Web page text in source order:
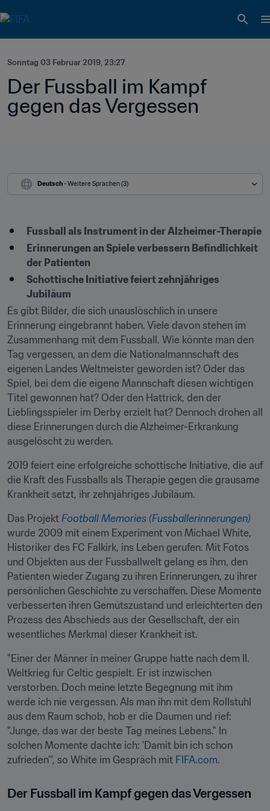
Sonntag 03 Februar 2019, 23:27
Der Fussball im Kampf
gegen das Vergessen
Deutsch - Weitere Sprachen (3)
Fussball als Instrument in der Alzheimer-Therapie
Erinnerungen an Spiele verbessern Befindlichkeit
der Patienten
Schottische Initiative feiert zehnjähriges
Jubiläum
Es gibt Bilder, die sich unauslöschlich in unsere
Erinnerung eingebrannt haben. Viele davon stehen im
Zusammenhang mit dem Fussball. Wie könnte man den
Tag vergessen, an dem die Nationalmannschaft des
eigenen Landes Weltmeister geworden ist? Oder das
Spiel, bei dem die eigene Mannschaft diesen wichtigen
Titel gewonnen hat? Oder den Hattrick, den der
Lieblingsspieler im Derby erzielt hat? Dennoch drohen all
diese Erinnerungen durch die Alzheimer-Erkrankung
ausgelöscht zu werden.
2019 feiert eine erfolgreiche schottische Initiative, die auf
die Kraft des Fussballs als Therapie gegen die grausame
Krankheit setzt, ihr zehnjähriges Jubiläum.
Das Projekt Football Memories (Fussballerinnerungen)
wurde 2009 mit einem Experiment von Michael White,
Historiker des FC Falkirk, ins Leben gerufen. Mit Fotos
und Objekten aus der Fussballwelt gelang es ihm, den
Patienten wieder Zugang zu ihren Erinnerungen, zu ihrer
persönlichen Geschichte zu verschaffen. Diese Momente
verbesserten ihren Gemütszustand und erleichterten den
Prozess des Abschieds aus der Gesellschaft, der ein
wesentliches Merkmal dieser Krankheit ist.
"Einer der Männer in meiner Gruppe hatte nach dem II.
Weltkrieg für Celtic gespielt. Er ist inzwischen
verstorben. Doch meine letzte Begegnung mit ihm
werde ich nie vergessen. Als man ihn mit dem Rollstuhl
aus dem Raum schob, hob er die Daumen und rief:
"Junge, das war der beste Tag meines Lebens." In
solchen Momente dachte ich: 'Damit bin ich schon
zufrieden'", so White im Gespräch mit FIFA.com.
Der Fussball im Kampf gegen das Vergessen